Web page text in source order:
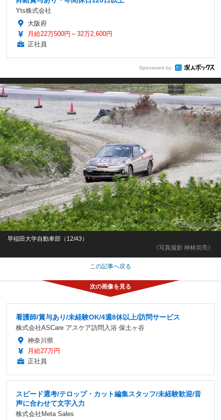
Yts株式会社
大阪府
月給22万500円～32万2,600円
正社員
Sponsored by
《写真撮影 神林崇亮》
早稲田大学自動車部（12/43）
この記事へ戻る
看護師/賞与あり/未経験OK/4週8休以上/訪問サービス
株式会社ASCare アスケア訪問入浴 保土ヶ谷
神奈川県
月給27万円
正社員
スピード選考/テロップ・カット編集スタッフ/未経験歓迎/音
声に合わせて文字入力
株式会社Meta Sales